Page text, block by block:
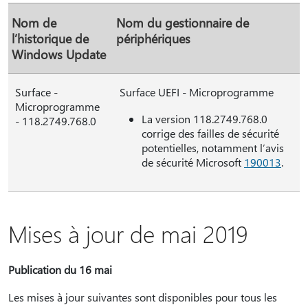
Nom de
l’historique de
Windows Update
Nom du gestionnaire de
périphériques
Surface -
Microprogramme
- 118.2749.768.0
Surface UEFI - Microprogramme
La version 118.2749.768.0
corrige des failles de sécurité
potentielles, notamment lʼavis
de sécurité Microsoft 190013.
Mises à jour de mai 2019
Publication du 16 mai
Les mises à jour suivantes sont disponibles pour tous les